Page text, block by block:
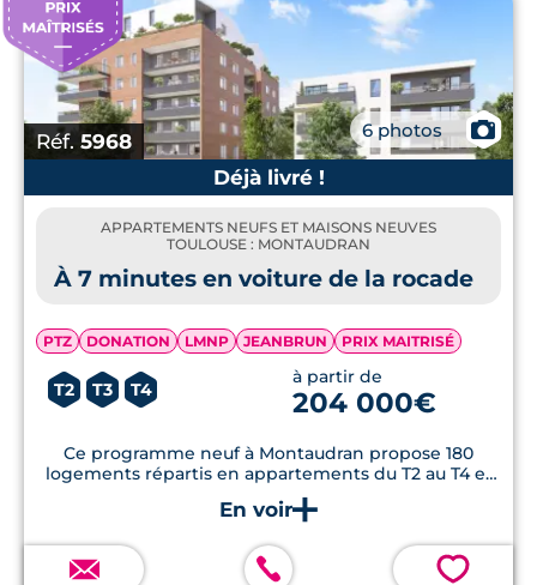
Réf. 5968 6 photos
📷
Déjà livré !
APPARTEMENTS NEUFS ET MAISONS NEUVES
TOULOUSE : MONTAUDRAN
À 7 minutes en voiture de la rocade
PTZ DONATION LMNP JEANBRUN PRIX MAITRISÉ
T2 T3 T4
à partir de
204 000€
Ce programme neuf à Montaudran propose 180
logements répartis en appartements du T2 au T4 et
maisons du T3 et T4, près du parc de la Marcaissonne
💗